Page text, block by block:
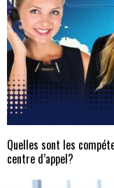
Quelles sont les
centre d’appel?